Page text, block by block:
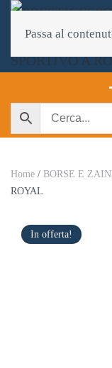
Passa al
Home / BORSE E
ROYAL
In offerta!